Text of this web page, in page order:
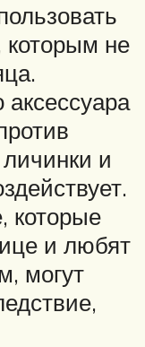
которым не
и
которые
и любят
могут